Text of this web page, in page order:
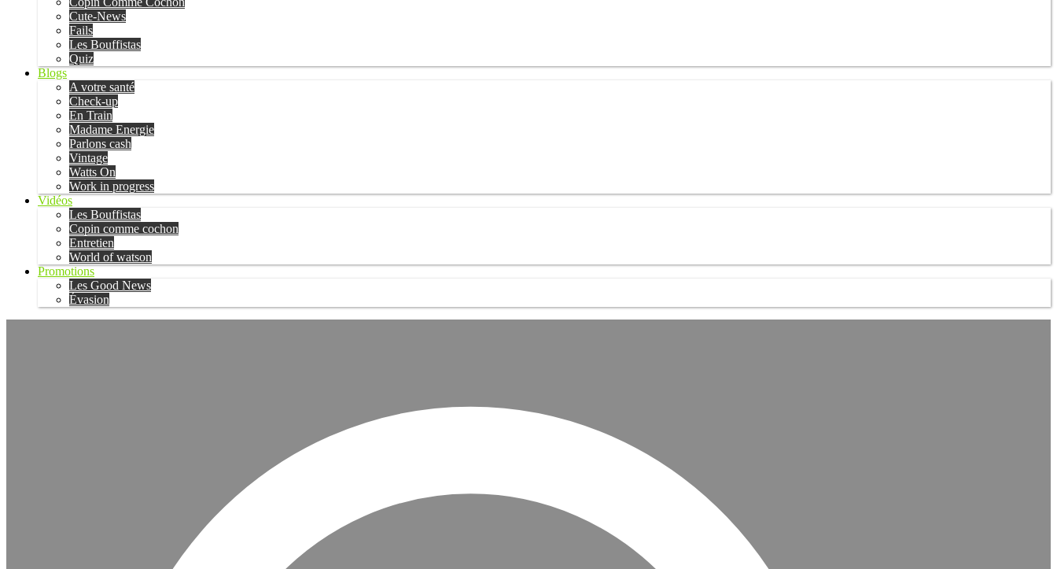
Cute-News
Fails
Les Bouffistas
Quiz
Blogs
A votre santé
Check-up
En Train
Madame Energie
Parlons cash
Vintage
Watts On
Work in progress
Vidéos
Les Bouffistas
Copin comme cochon
Entretien
World of watson
Promotions
Les Good News
Évasion